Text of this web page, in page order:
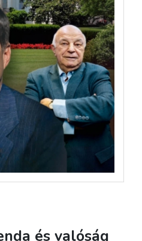
és valóság